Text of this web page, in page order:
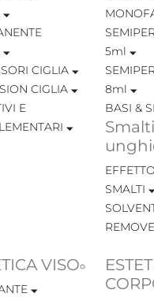
CIGLIA
CIGLIA
E
5ml
8ml
BASI &
SMALTI
VISO